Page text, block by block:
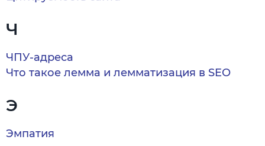
Ч
ЧПУ-адреса
Что такое лемма и лемматизация в SEO
Э
Эмпатия